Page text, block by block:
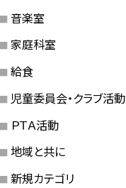
音楽室
家庭科室
給食
児童委員会・クラブ活動
ＰＴＡ活動
地域と共に
新規カテゴリ